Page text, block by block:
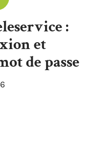
:
et
de passe